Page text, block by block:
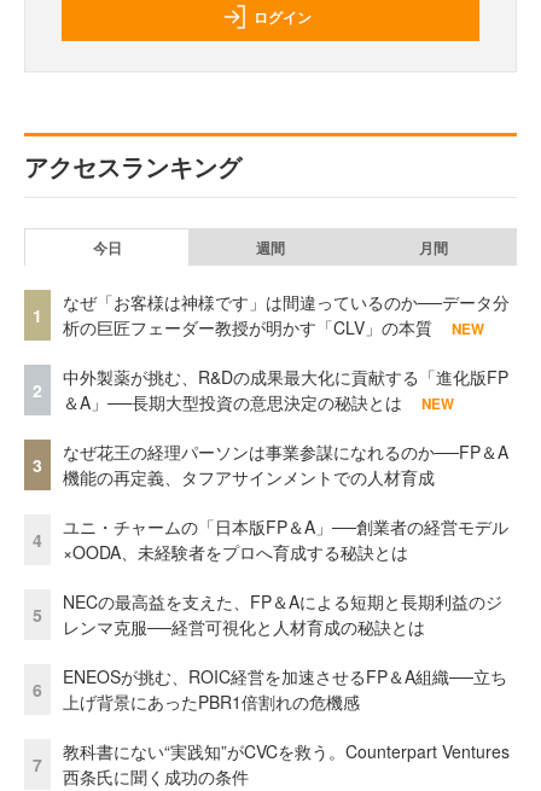
ログイン
アクセスランキング
今日 週間 月間
1
なぜ「お客様は神様です」は間違っているのか──データ分
析の巨匠フェーダー教授が明かす「CLV」の本質
NEW
2
中外製薬が挑む、R&Dの成果最大化に貢献する「進化版FP
＆A」──長期大型投資の意思決定の秘訣とは
NEW
3
なぜ花王の経理パーソンは事業参謀になれるのか──FP＆A
機能の再定義、タフアサインメントでの人材育成
4
ユニ・チャームの「日本版FP＆A」──創業者の経営モデル
×OODA、未経験者をプロへ育成する秘訣とは
5
NECの最高益を支えた、FP＆Aによる短期と長期利益のジ
レンマ克服──経営可視化と人材育成の秘訣とは
6
ENEOSが挑む、ROIC経営を加速させるFP＆A組織──立ち
上げ背景にあったPBR1倍割れの危機感
7
教科書にない“実践知”がCVCを救う。Counterpart Ventures
西条氏に聞く成功の条件